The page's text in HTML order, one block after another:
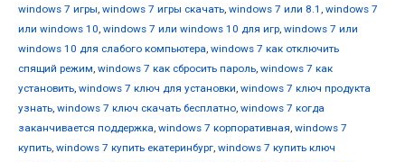
windows 7 игры, windows 7 игры скачать, windows 7 или 8.1 , windows 7
или windows 10, windows 7 или windows 10 для игр, windows 7 или
windows 10 для слабого компьютера, windows 7 как отключить
спящий режим, windows 7 как сбросить пароль, windows 7 как
установить, windows 7 ключ для установки, windows 7 ключ продукта
узнать, windows 7 ключ скачать бесплатно, windows 7 когда
заканчивается поддержка, windows 7 корпоративная, windows 7
купить, windows 7 купить екатеринбург, windows 7 купить ключ